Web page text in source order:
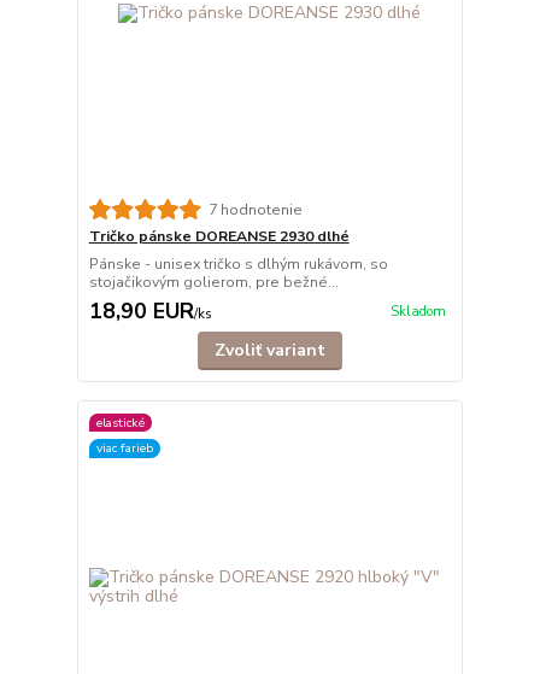
7 hodnotenie
Tričko pánske DOREANSE 2930 dlhé
Pánske - unisex tričko s dlhým rukávom, so
stojačikovým golierom, pre bežné...
18,90 EUR/ks Skladom
Zvoliť variant
elastické
viac farieb